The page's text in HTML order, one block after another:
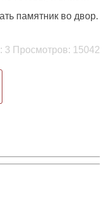
памятник во двор.
3 Просмотров: 15042